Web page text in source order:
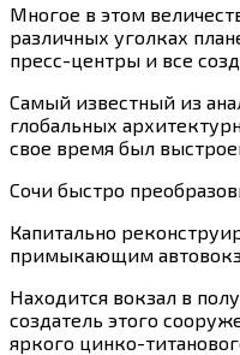
Многое в этом
различных уголках
пресс-центры и все
Самый известный из
глобальных
свое время был
Сочи быстро
Капитально
примыкающим
Находится вокзал в
создатель этого
яркого цинко-